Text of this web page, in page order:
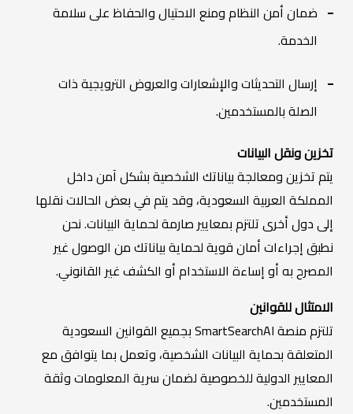
ضمان أمن النظام ومنع الاحتيال والحفاظ على سلامة
الخدمة.
إرسال التحديثات والإشعارات والعروض الترويجية ذات
الصلة بالمستخدمين.
تخزين ونقل البيانات
يتم تخزين ومعالجة بياناتك الشخصية بشكل آمن داخل
المملكة العربية السعودية، وقد يتم في بعض الحالات نقلها
إلى دول أخرى تلتزم بمعايير صارمة لحماية البيانات. نحن
نطبق إجراءات أمان قوية لحماية بياناتك من الوصول غير
المصرح به أو إساءة الاستخدام أو الكشف غير القانوني.
الامتثال للقوانين
تلتزم منصة SmartSearchAI بجميع القوانين السعودية
المتعلقة بحماية البيانات الشخصية، وتعمل بما يتوافق مع
المعايير الدولية للخصوصية لضمان سرية المعلومات وثقة
المستخدمين.